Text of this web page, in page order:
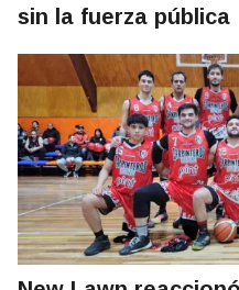
sin la fuerza pública